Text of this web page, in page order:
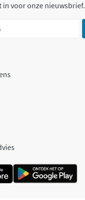
in voor onze nieuwsbrief.